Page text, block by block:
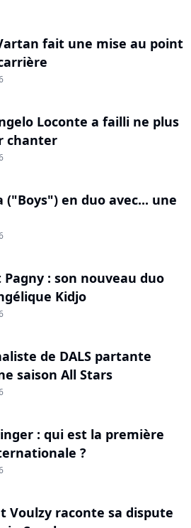
fait une mise au point
Loconte a failli ne plus
chanter
("Boys") en duo avec... une
Pagny : son nouveau duo
Kidjo
de DALS partante
saison All Stars
: qui est la première
?
Voulzy raconte sa dispute